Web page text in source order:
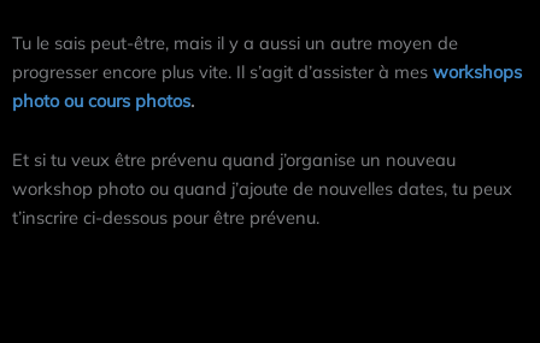
Tu le sais peut-être, mais il y a aussi un autre moyen de
progresser encore plus vite. Il s’agit d’assister à mes workshops
photo ou cours photos.
Et si tu veux être prévenu quand j’organise un nouveau
workshop photo ou quand j’ajoute de nouvelles dates, tu peux
t’inscrire ci-dessous pour être prévenu.